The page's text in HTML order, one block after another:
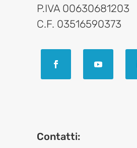
P.IVA 00630681203
C.F. 03516590373
Contatti: